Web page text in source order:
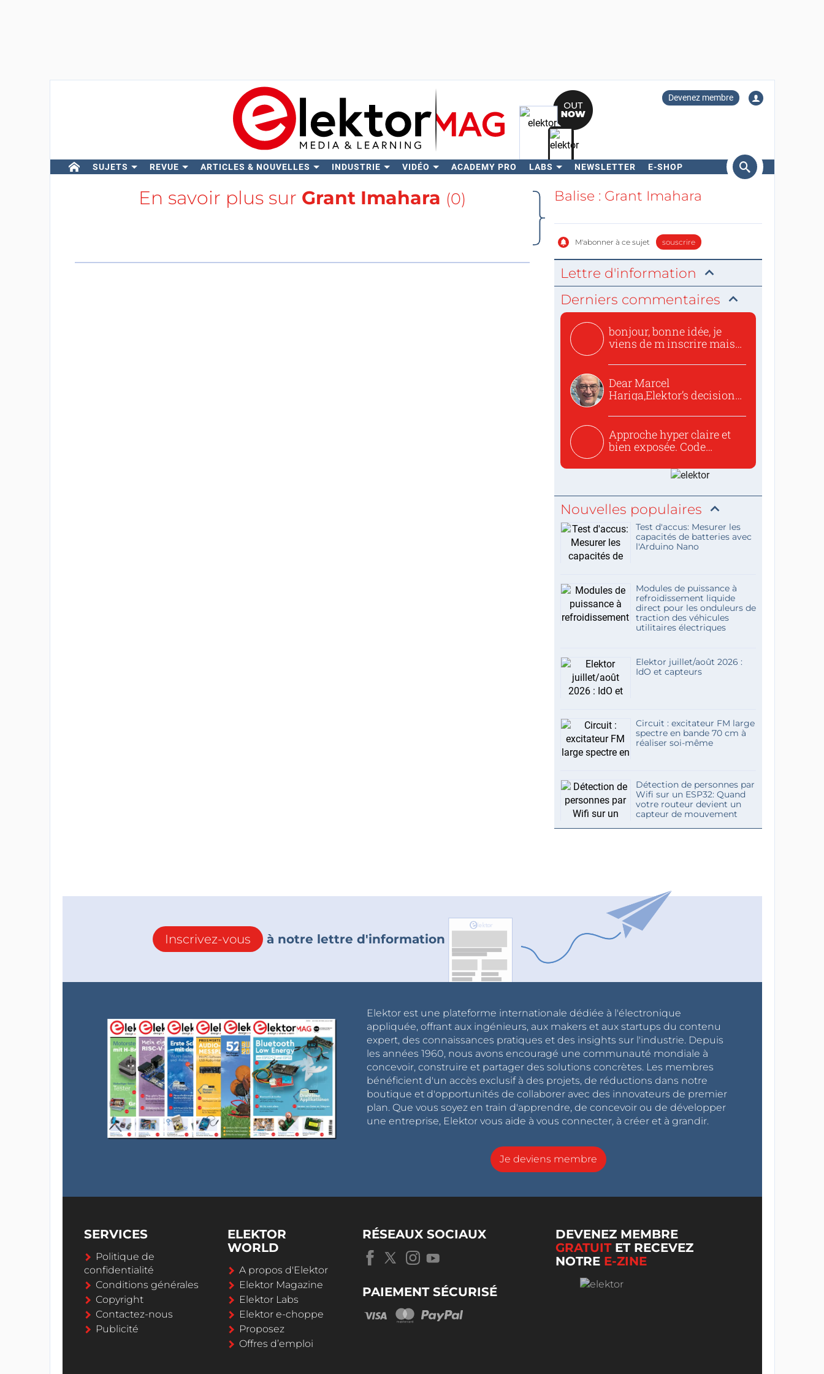
Devenez membre
SUJETS REVUE ARTICLES & NOUVELLES INDUSTRIE VIDÉO ACADEMY PRO LABS NEWSLETTER E-SHOP
Rechercher
En savoir plus sur Grant Imahara (0) Balise : Grant Imahara
M'abonner à ce sujet souscrire
Lettre d'information
Derniers commentaires
bonjour, bonne idée, je
viens de m inscrire mais
Dear Marcel
Hariga,Elektor’s decision
Approche hyper claire et
bien exposée. Code
Nouvelles populaires
Test d'accus: Mesurer les
capacités de batteries avec
l'Arduino Nano
Modules de puissance à
refroidissement liquide
direct pour les onduleurs de
traction des véhicules
utilitaires électriques
Elektor juillet/août 2026 :
IdO et capteurs
Circuit : excitateur FM large
spectre en bande 70 cm à
réaliser soi-même
Détection de personnes par
Wifi sur un ESP32: Quand
votre routeur devient un
capteur de mouvement
Inscrivez-vous à notre lettre d'information
Elektor est une plateforme internationale dédiée à l'électronique
appliquée, offrant aux ingénieurs, aux makers et aux startups du contenu
expert, des connaissances pratiques et des insights sur l'industrie. Depuis
les années 1960, nous avons encouragé une communauté mondiale à
concevoir, construire et partager des solutions concrètes. Les membres
bénéficient d'un accès exclusif à des projets, de réductions dans notre
boutique et d'opportunités de collaborer avec des innovateurs de premier
plan. Que vous soyez en train d'apprendre, de concevoir ou de développer
une entreprise, Elektor vous aide à vous connecter, à créer et à grandir.
Je deviens membre
SERVICES
Politique de
confidentialité
Conditions générales
Copyright
Contactez-nous
Publicité
ELEKTOR
WORLD
A propos d'Elektor
Elektor Magazine
Elektor Labs
Elektor e-choppe
Proposez
Offres d’emploi
RÉSEAUX SOCIAUX
PAIEMENT SÉCURISÉ
DEVENEZ MEMBRE
GRATUITET RECEVEZ
NOTRE E-ZINE